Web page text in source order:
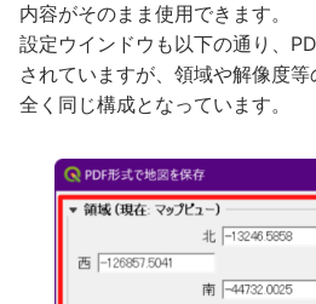
内容がそのまま使用できます。
設定ウインドウも以下の通り、
されていますが、領域や解像度等
全く同じ構成となっています。